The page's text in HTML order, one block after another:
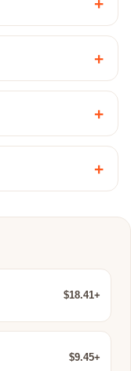
+
+
+
$18.41+
$9.45+